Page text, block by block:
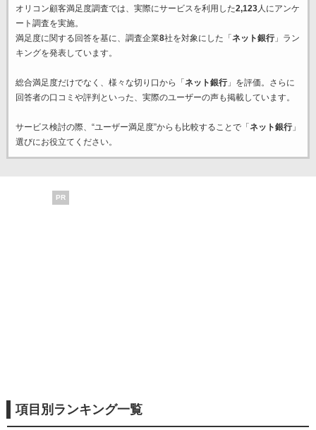
オリコン顧客満足度調査では、実際にサービスを利用した2,123人にアンケ
ート調査を実施。
満足度に関する回答を基に、調査企業8社を対象にした「 ネット銀行」ラン
キングを発表しています。
総合満足度だけでなく、様々な切り口から「 ネット銀行」を評価。さらに
回答者の口コミや評判といった、実際のユーザーの声も掲載しています。
サービス検討の際、“ユーザー満足度”からも比較することで「 ネット銀行」
選びにお役立てください。
PR
項目別ランキング一覧